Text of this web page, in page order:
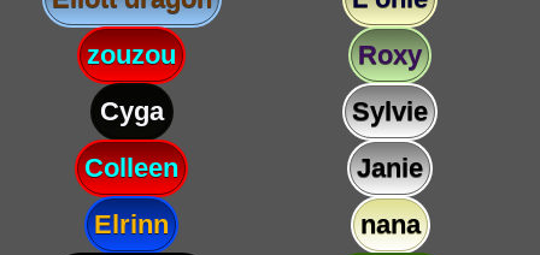
zouzou
Roxy
Cyga
Sylvie
Colleen
Janie
Elrinn
nana